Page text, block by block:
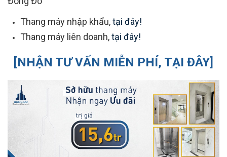
Thang máy nhập khẩu,tại đây!
Thang máy liên doanh,tại đây!
[NHẬN TƯ VẤN MIỄN PHÍ, TẠI ĐÂY]